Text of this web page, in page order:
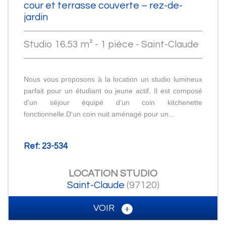
cour et terrasse couverte – rez-de-
jardin
Studio 16.53 m² - 1 pièce - Saint-Claude
Nous vous proposons à la location un studio lumineux
parfait pour un étudiant ou jeune actif. Il est composé
d'un séjour équipé d’un coin kitchenette
fonctionnelle.D'un coin nuit aménagé pour un...
Ref: 23-534
LOCATION STUDIO
Saint-Claude (97120)
VOIR